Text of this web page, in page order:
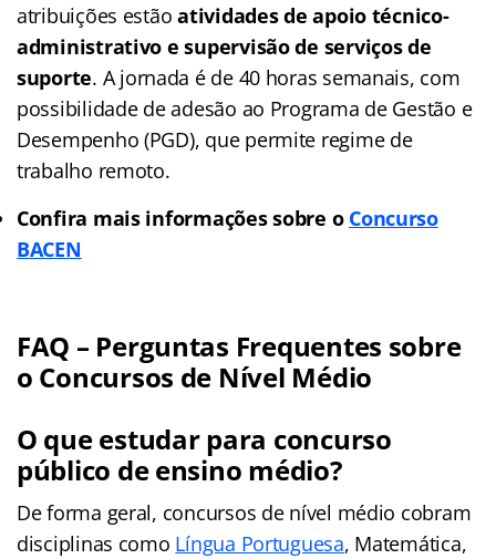
atribuições estão atividades de apoio técnico-
administrativo e supervisão de serviços de
suporte. A jornada é de 40 horas semanais, com
possibilidade de adesão ao Programa de Gestão e
Desempenho (PGD), que permite regime de
trabalho remoto.
Confira mais informações sobre o Concurso
BACEN
FAQ – Perguntas Frequentes sobre
o Concursos de Nível Médio
O que estudar para concurso
público de ensino médio?
De forma geral, concursos de nível médio cobram
disciplinas como Língua Portuguesa, Matemática,